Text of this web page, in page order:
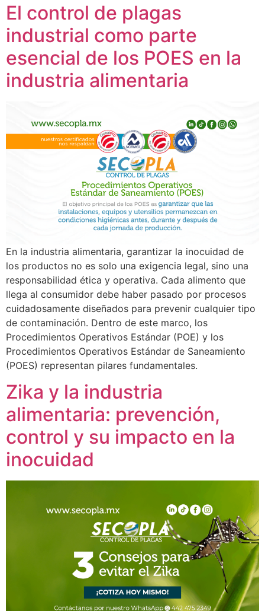
El control de plagas
industrial como parte
esencial de los POES en la
industria alimentaria
En la industria alimentaria, garantizar la inocuidad de
los productos no es solo una exigencia legal, sino una
responsabilidad ética y operativa. Cada alimento que
llega al consumidor debe haber pasado por procesos
cuidadosamente diseñados para prevenir cualquier tipo
de contaminación. Dentro de este marco, los
Procedimientos Operativos Estándar (POE) y los
Procedimientos Operativos Estándar de Saneamiento
(POES) representan pilares fundamentales.
Zika y la industria
alimentaria: prevención,
control y su impacto en la
inocuidad